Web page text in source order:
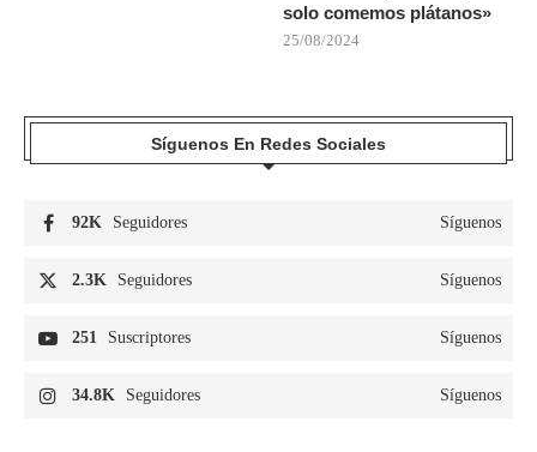
solo comemos plátanos»
25/08/2024
Síguenos En Redes Sociales
92K Seguidores Síguenos
2.3K Seguidores Síguenos
251 Suscriptores Síguenos
34.8K Seguidores Síguenos